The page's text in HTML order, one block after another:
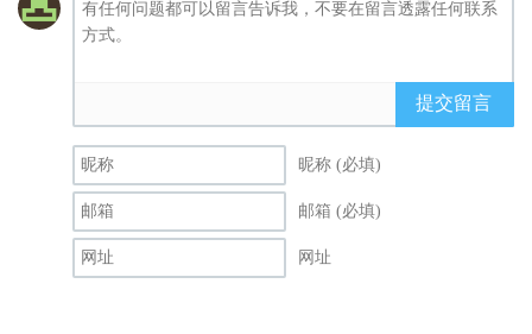
提交留言
昵称 (必填)
邮箱 (必填)
网址